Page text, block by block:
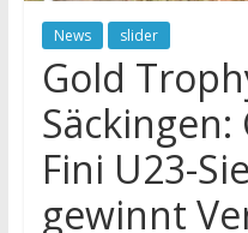
News slider
Gold
Säckingen:
Fini U23-
gewinnt